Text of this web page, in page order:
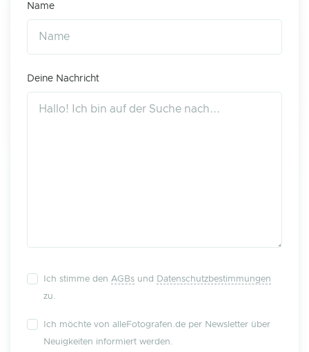
Name
Deine Nachricht
Ich stimme den AGBs und
Datenschutzbestimmungen
zu.
Ich möchte von alleFotografen.de per Newsletter über
Neuigkeiten informiert werden.